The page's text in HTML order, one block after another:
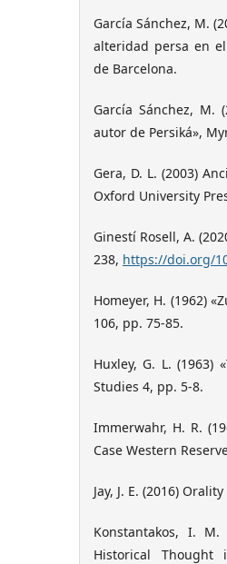
García Sánchez, M.
alteridad persa en
de Barcelona.
García Sánchez, M.
autor de Persiká»,
Gera, D. L. (2003)
Oxford University
Ginestí Rosell, A.
238, https://doi.org/
Homeyer, H. (1962)
106, pp. 75-85.
Huxley, G. L. (1963)
Studies 4, pp. 5-8.
Immerwahr, H. R.
Case Western
Jay, J. E. (2016)
Konstantakos, I. M.
Historical